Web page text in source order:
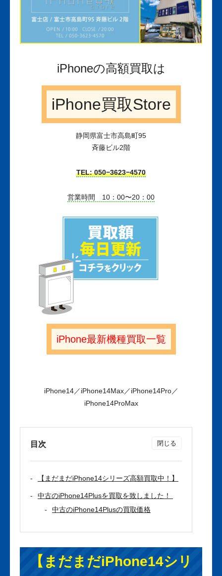
iPhoneの高額買取は
iPhone買取Store
静岡県富士市高島町95
斉藤ビル2階
TEL: 050−3623−4570
営業時間 10：00〜20：00
iPhone最新機種買取一覧
iPhone14／iPhone14Max／iPhone14Pro／
iPhone14ProMax
目次
【まだまだiPhone14シリーズ高額買取中！】
中古のiPhone14Plusを買取を致しました！
中古のiPhone14Plusの買取価格
【まだまだiPhone14シリ